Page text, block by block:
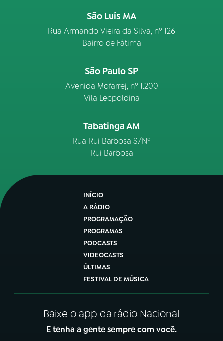
São Luís MA
Rua Armando Vieira da Silva, nº 126
Bairro de Fátima
São Paulo SP
Avenida Mofarrej, nº 1.200
Vila Leopoldina
Tabatinga AM
Rua Rui Barbosa S/Nº
Rui Barbosa
INÍCIO
A RÁDIO
PROGRAMAÇÃO
PROGRAMAS
PODCASTS
VIDEOCASTS
ÚLTIMAS
FESTIVAL DE MÚSICA
Baixe o app da rádio Nacional
E tenha a gente sempre com você.